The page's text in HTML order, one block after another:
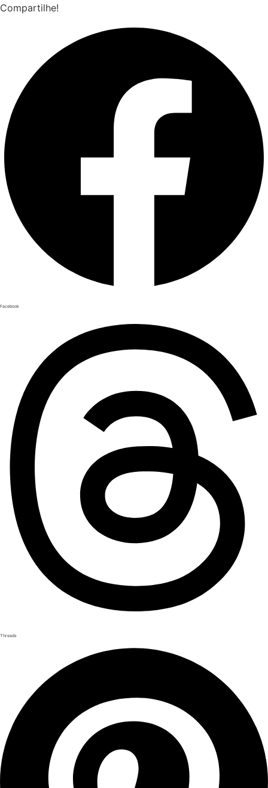
Compartilhe!
Facebook
Threads